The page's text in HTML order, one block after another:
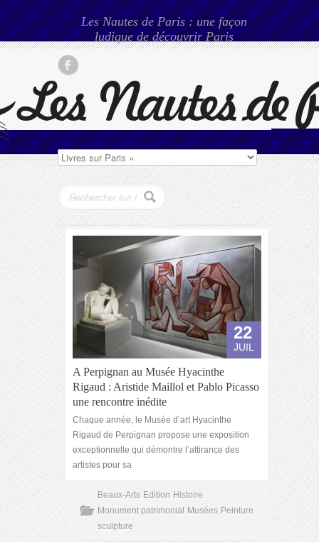
Les Nautes de Paris : une façon
ludique de découvrir Paris
22
JUIL
A Perpignan au Musée Hyacinthe
Rigaud : Aristide Maillol et Pablo Picasso
une rencontre inédite
Chaque année, le Musée d’art Hyacinthe
Rigaud de Perpignan propose une exposition
exceptionnelle qui démontre l’attirance des
artistes pour sa
Beaux-Arts Edition Histoire
Monument patrimonial
Musées Peinture
sculpture